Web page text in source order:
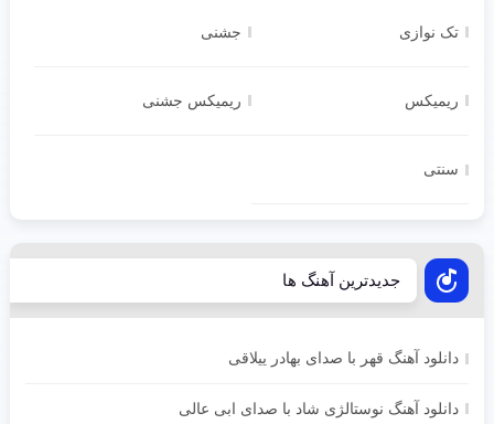
تک نوازی جشنی
ریمیکس ریمیکس جشنی
سنتی
جدیدترین آهنگ ها
دانلود آهنگ قهر با صدای بهادر ییلاقی
دانلود آهنگ نوستالژی شاد با صدای ابی عالی